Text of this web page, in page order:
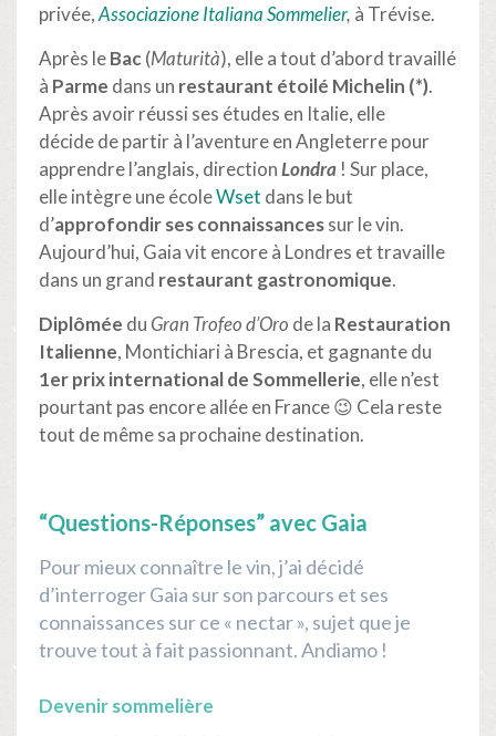
privée,Associazione Italiana Sommelier, à Trévise.
Après leBac (Maturità), elle a tout d’abord travaillé
à Parme dans un restaurant étoilé Michelin (*).
Après avoir réussi ses études en Italie, elle
décide de partir à l’aventure en Angleterre pour
apprendre l’anglais, directionLondra ! Sur place,
elle intègre une écoleWset dans le but
d’approfondir ses connaissancessur le vin.
Aujourd’hui, Gaia vit encore à Londres et travaille
dans un grand restaurant gastronomique.
Diplômée du Gran Trofeo d’Oro de la Restauration
Italienne, Montichiari à Brescia, et gagnante du
1er prix international de Sommellerie, elle n’est
pourtant pas encore allée en France 😉 Cela reste
tout de même sa prochaine destination.
“Questions-Réponses” avec Gaia
Pour mieux connaître le vin, j’ai décidé
d’interroger Gaia sur son parcours et ses
connaissances sur ce « nectar », sujet que je
trouve tout à fait passionnant. Andiamo !
Devenir sommelière